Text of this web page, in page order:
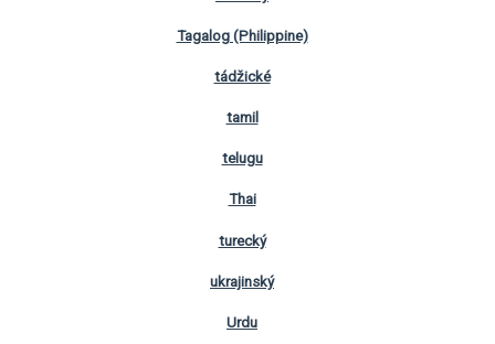
Tagalog (Philippine)
tádžické
tamil
telugu
Thai
turecký
ukrajinský
Urdu